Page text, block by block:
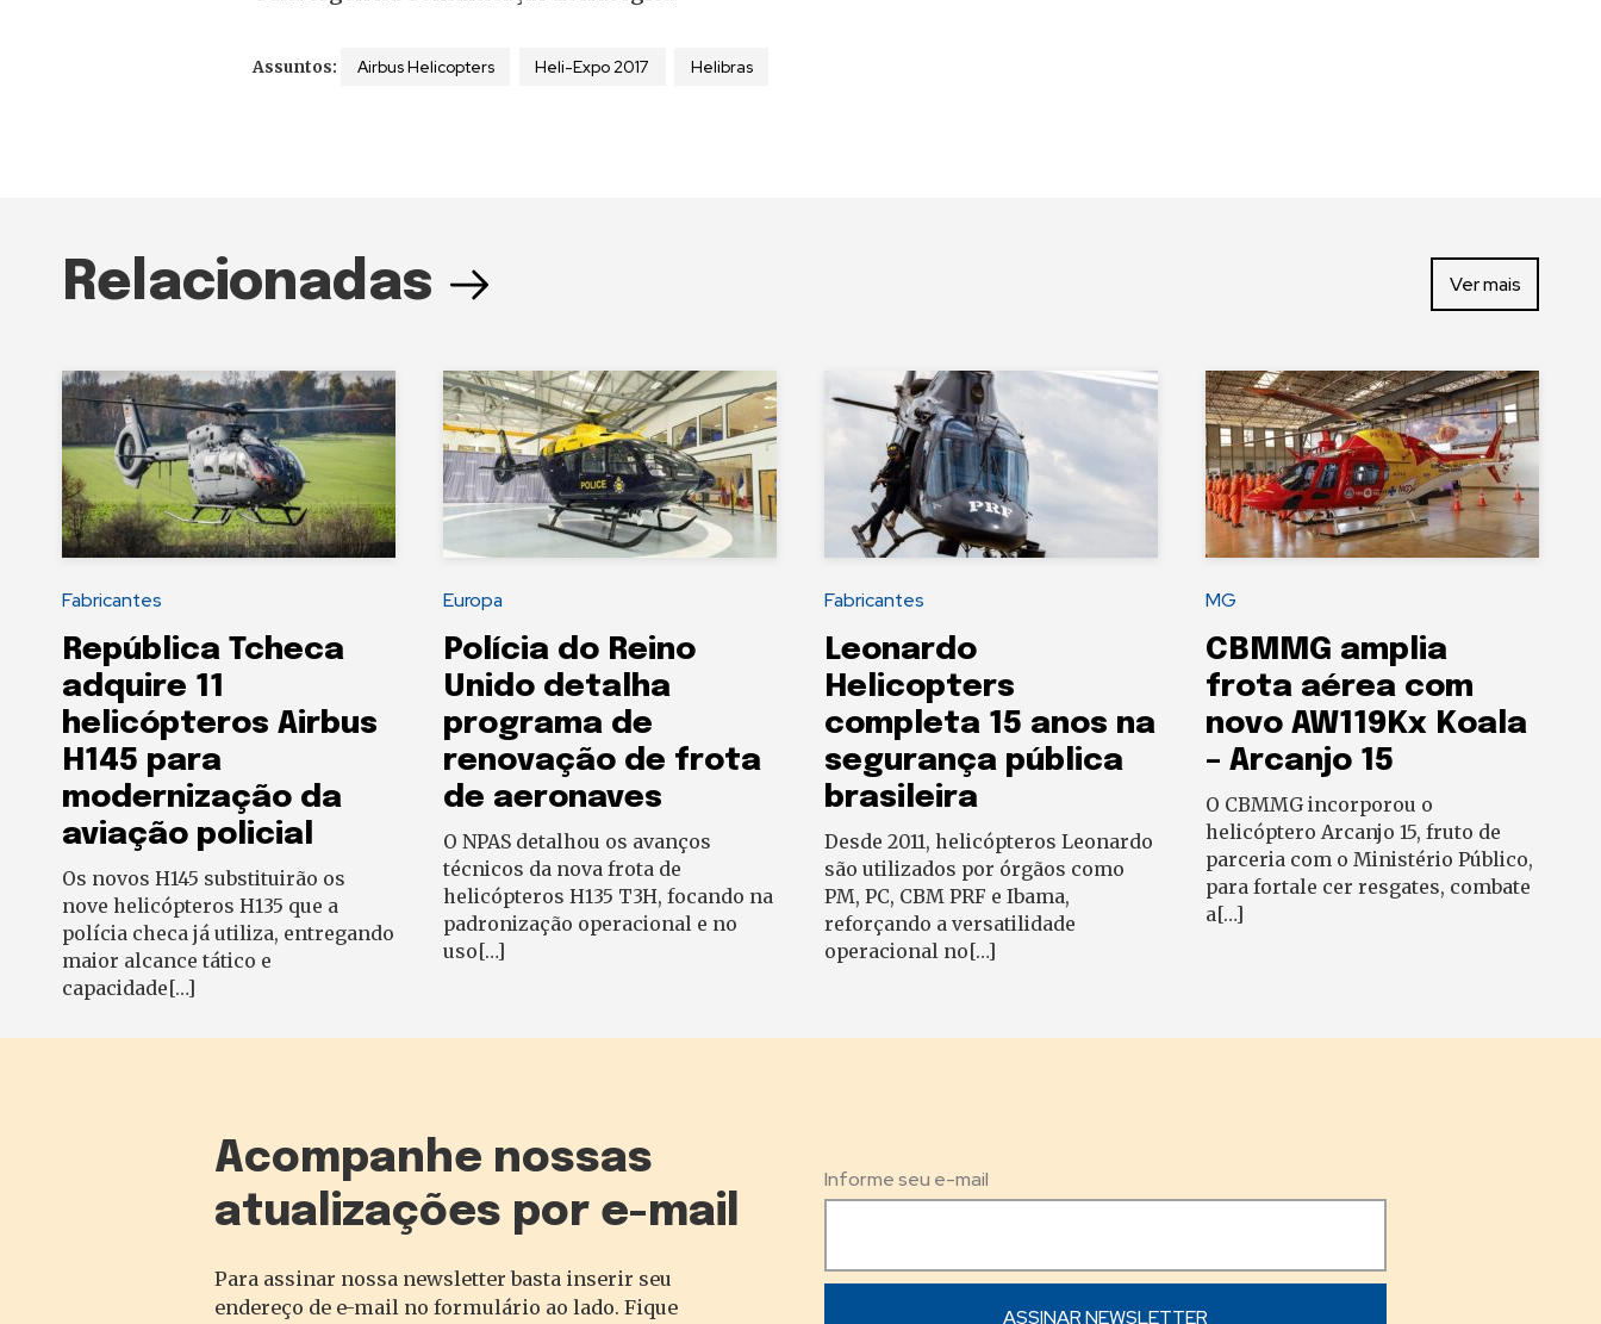
Assuntos: Airbus Helicopters Heli-Expo 2017 Helibras
Relacionadas Ver mais
Fabricantes
República Tcheca
adquire 11
helicópteros Airbus
H145 para
modernização da
aviação policial
Os novos H145 substituirão os
nove helicópteros H135 que a
polícia checa já utiliza, entregando
maior alcance tático e
capacidade[…]
Europa
Polícia do Reino
Unido detalha
programa de
renovação de frota
de aeronaves
O NPAS detalhou os avanços
técnicos da nova frota de
helicópteros H135 T3H, focando na
padronização operacional e no
uso[…]
Fabricantes
Leonardo
Helicopters
completa 15 anos na
segurança pública
brasileira
Desde 2011, helicópteros Leonardo
são utilizados por órgãos como
PM, PC, CBM PRF e Ibama,
reforçando a versatilidade
operacional no[…]
MG
CBMMG amplia
frota aérea com
novo AW119Kx Koala
– Arcanjo 15
O CBMMG incorporou o
helicóptero Arcanjo 15, fruto de
parceria com o Ministério Público,
para fortale cer resgates, combate
a[…]
Acompanhe nossas
atualizações por e-mail
Para assinar nossa newsletter basta inserir seu
endereço de e-mail no formulário ao lado. Fique
Informe seu e-mail